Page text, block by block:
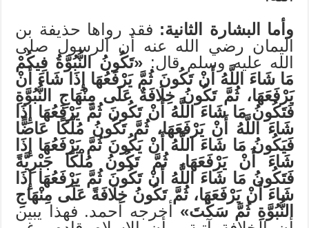
وأما البشارة الثانية: فقد رواها حذيفة بن
اليمان رضي الله عنه أن الرسول صلى
الله عليه وسلم قال: «تَكُونُ النُّبُوَّةُ فِيكُمْ
مَا شَاءَ اللَّهُ أَنْ تَكُونَ ثُمَّ يَرْفَعُهَا إِذَا شَاءَ أَنْ
يَرْفَعَهَا، ثُمَّ تَكُونُ خِلَافَةٌ عَلَى مِنْهَاجِ النُّبُوَّةِ
فَتَكُونُ مَا شَاءَ اللَّهُ أَنْ تَكُونَ ثُمَّ يَرْفَعُهَا إِذَا
شَاءَ اللَّهُ أَنْ يَرْفَعَهَا، ثُمَّ تَكُونُ مُلْكًا عَاضًّا
فَيَكُونُ مَا شَاءَ اللَّهُ أَنْ يَكُونَ ثُمَّ يَرْفَعُهَا إِذَا
شَاءَ أَنْ يَرْفَعَهَا، ثُمَّ تَكُونُ مُلْكًا جَبْرِيَّةً
فَتَكُونُ مَا شَاءَ اللَّهُ أَنْ تَكُونَ ثُمَّ يَرْفَعُهَا إِذَا
شَاءَ أَنْ يَرْفَعَهَا، ثُمَّ تَكُونُ خِلَافَةً عَلَى مِنْهَاجِ
النُّبُوَّةِ ثُمَّ سَكَتَ» أخرجه أحمد. فهذا يبين